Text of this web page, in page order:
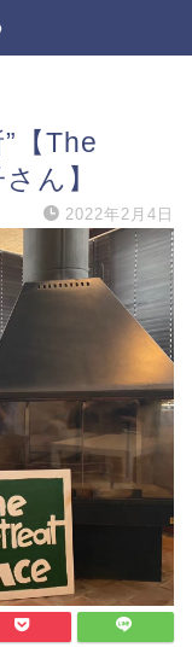
【The
ん】
2022年2月4日